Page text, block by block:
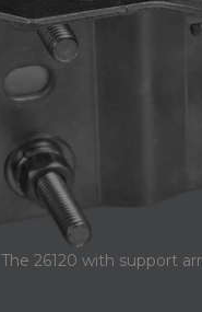
The 26120 with support